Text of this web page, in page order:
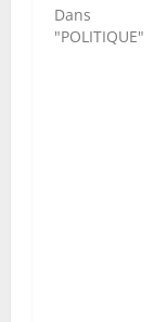
Dans
"POLITIQUE"